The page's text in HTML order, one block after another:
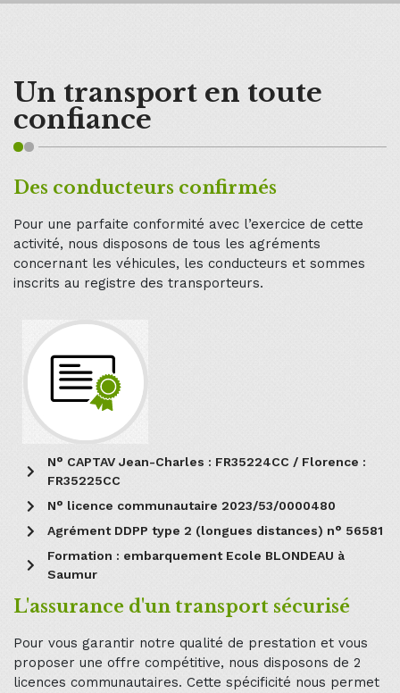
Un transport en toute
confiance
Des conducteurs confirmés
Pour une parfaite conformité avec l’exercice de cette
activité, nous disposons de tous les agréments
concernant les véhicules, les conducteurs et sommes
inscrits au registre des transporteurs.
N° CAPTAV Jean-Charles : FR35224CC / Florence :
FR35225CC
N° licence communautaire 2023/53/0000480
Agrément DDPP type 2 (longues distances) n° 56581
Formation : embarquement Ecole BLONDEAU à
Saumur
L'assurance d'un transport sécurisé
Pour vous garantir notre qualité de prestation et vous
proposer une offre compétitive, nous disposons de 2
licences communautaires. Cette spécificité nous permet